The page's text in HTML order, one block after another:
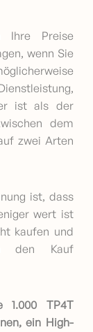
Ihre Preise
wenn Sie
ist als der
dem
zwei Arten
ist, dass
wert ist
kaufen und
den Kauf
1.000 TP4T
ein High-